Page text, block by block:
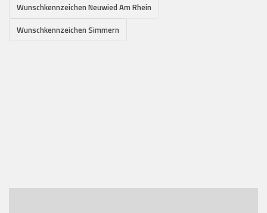
Wunschkennzeichen Neuwied Am Rhein
Wunschkennzeichen Simmern